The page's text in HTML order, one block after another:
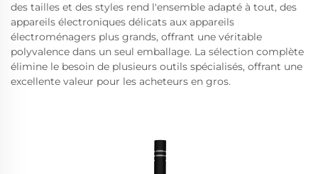
des tailles et des styles rend l'ensemble adapté à tout, des
appareils électroniques délicats aux appareils
électroménagers plus grands, offrant une véritable
polyvalence dans un seul emballage. La sélection complète
élimine le besoin de plusieurs outils spécialisés, offrant une
excellente valeur pour les acheteurs en gros.